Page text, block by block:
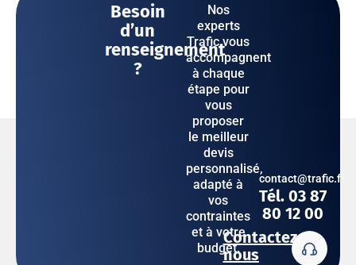
Besoin
d’un
renseignement
?
Nos
experts
Trafic vous
accompagnent
à chaque
étape pour
vous
proposer
le meilleur
devis
personnalisé,
adapté à
vos
contraintes
et à votre
budget.
Contactez-
nous
contact@trafic.fr
Tél. 03 87
80 12 00